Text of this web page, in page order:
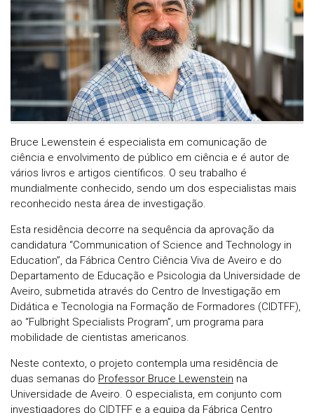
Bruce Lewenstein é especialista em comunicação de
ciência e envolvimento de público em ciência e é autor de
vários livros e artigos científicos. O seu trabalho é
mundialmente conhecido, sendo um dos especialistas mais
reconhecido nesta área de investigação.
Esta residência decorre na sequência da aprovação da
candidatura “Communication of Science and Technology in
Education”, da Fábrica Centro Ciência Viva de Aveiro e do
Departamento de Educação e Psicologia da Universidade de
Aveiro, submetida através do Centro de Investigação em
Didática e Tecnologia na Formação de Formadores (CIDTFF),
ao “Fulbright Specialists Program”, um programa para
mobilidade de cientistas americanos.
Neste contexto, o projeto contempla uma residência de
duas semanas do Professor Bruce Lewenstein na
Universidade de Aveiro. O especialista, em conjunto com
investigadores do CIDTFF e a equipa da Fábrica Centro